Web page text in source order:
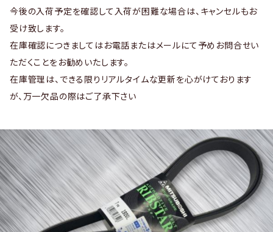
今後の入荷予定を確認して入荷が困難な場合は、キャンセルもお
受け致します。
在庫確認につきましてはお電話またはメールにて予めお問合せい
ただくことをお勧めいたします。
在庫管理は、できる限りリアルタイムな更新を心がけております
が、万一欠品の際はご了承下さい